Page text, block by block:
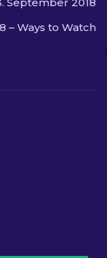
– Ways to Watch